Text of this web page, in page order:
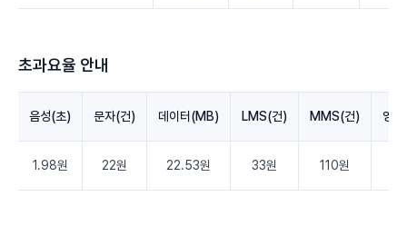
초과요율 안내
음성(초) 문자(건) 데이터(MB) LMS(건) MMS(건) 영
1.98원 22원 22.53원 33원 110원